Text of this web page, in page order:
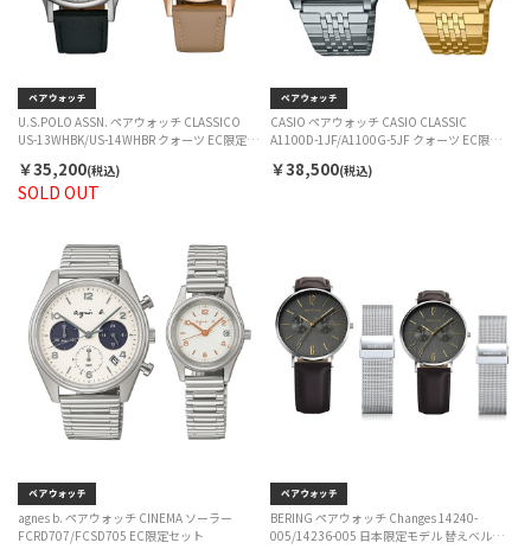
SOLD OUT
U.S.POLO ASSN. ペアウォッチ CLASSICO
US-13WHBK/US-14WHBR クォーツ EC限定セ
￥35,200(税込)
CASIO ペアウォッチ CASIO CLASSIC
A1100D-1JF/A1100G-5JF クォーツ EC限定セ
￥38,500(税込)
agnes b. ペアウォッチ CINEMA ソーラー
FCRD707/FCSD705 EC限定セット
BERING ペアウォッチ Changes 14240-
005/14236-005 日本限定モデル 替えベルト